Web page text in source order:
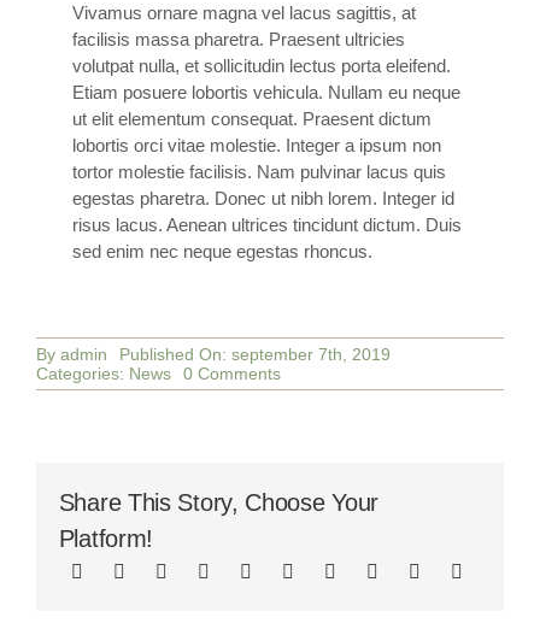
Vivamus ornare magna vel lacus sagittis, at
facilisis massa pharetra. Praesent ultricies
volutpat nulla, et sollicitudin lectus porta eleifend.
Etiam posuere lobortis vehicula. Nullam eu neque
ut elit elementum consequat. Praesent dictum
lobortis orci vitae molestie. Integer a ipsum non
tortor molestie facilisis. Nam pulvinar lacus quis
egestas pharetra. Donec ut nibh lorem. Integer id
risus lacus. Aenean ultrices tincidunt dictum. Duis
sed enim nec neque egestas rhoncus.
By admin
Published On: september 7th, 2019
Categories: News 0 Commentson
Sleep
Share This Story, Choose Your
Platform!